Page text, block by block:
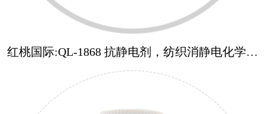
红桃国际:QL-1868 抗静电剂，纺织消静电化学助
剂